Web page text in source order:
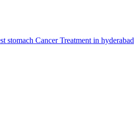
stomach Cancer Treatment in hyderabad